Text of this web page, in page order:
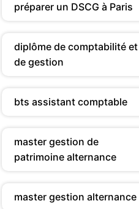
préparer un DSCG à Paris
diplôme de comptabilité et
de gestion
bts assistant comptable
master gestion de
patrimoine alternance
master gestion alternance